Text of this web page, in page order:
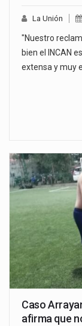
La Unión
"Nuestro
bien el INCAN
extensa y muy
Caso
afirma que